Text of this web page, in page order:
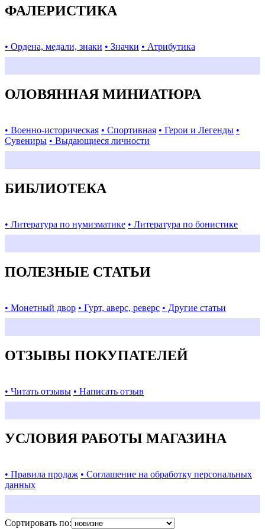
ФАЛЕРИСТИКА
• Ордена, медали, знаки • Значки • Атрибутика
ОЛОВЯННАЯ МИНИАТЮРА
• Военно-историческая • Спортивная • Герои и Легенды •
Сувениры • Выдающиеся личности
БИБЛИОТЕКА
• Литература по нумизматике • Литература по бонистике
ПОЛЕЗНЫЕ СТАТЬИ
• Монетный двор • Гурт, аверс, реверс • Другие статьи
ОТЗЫВЫ ПОКУПАТЕЛЕЙ
• Читать отзывы • Написать отзыв
УСЛОВИЯ РАБОТЫ МАГАЗИНА
• Правила продаж • Соглашение на обработку персональных
данных
Сортировать по: